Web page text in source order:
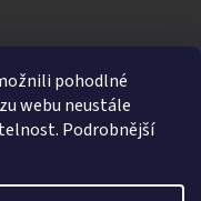
pohodlné
webu neustále
Podrobnější